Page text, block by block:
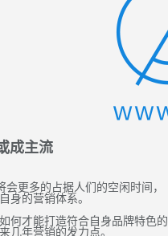
成主流
更多的占据人们的空闲时间，
身的营销体系。
何才能打造符合自身品牌特色的
几年营销的发力点。